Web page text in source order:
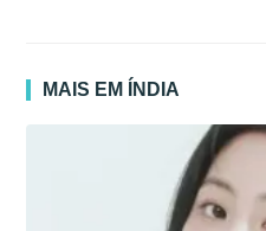
MAIS EM ÍNDIA